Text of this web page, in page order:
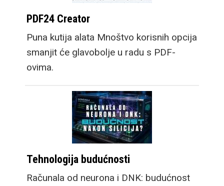
PDF24 Creator
Puna kutija alata Mnoštvo korisnih opcija
smanjit će glavobolje u radu s PDF-
ovima.
Tehnologija budućnosti
Računala od neurona i DNK: budućnost